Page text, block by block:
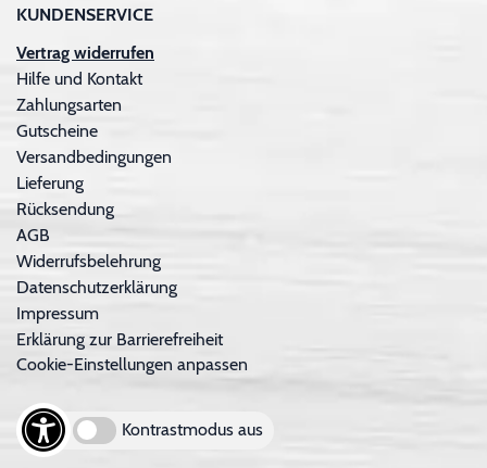
KUNDENSERVICE
Vertrag widerrufen
Hilfe und Kontakt
Zahlungsarten
Gutscheine
Versandbedingungen
Lieferung
Rücksendung
AGB
Widerrufsbelehrung
Datenschutzerklärung
Impressum
Erklärung zur Barrierefreiheit
Cookie-Einstellungen anpassen
Kontrastmodus aus